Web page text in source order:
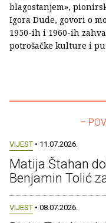
blagostanjem»,
Igora Dude, govori o
1950-ih i 1960-ih
potrošačke kulture i
–
VIJEST • 11.07.2026.
Matija Štahan
Benjamin Tolić
VIJEST • 08.07.2026.